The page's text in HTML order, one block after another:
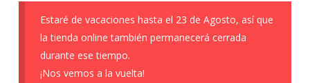
Estaré de vacaciones hasta el 23 de Agosto, así que
la tienda online también permanecerá cerrada
durante ese tiempo.
¡Nos vemos a la vuelta!